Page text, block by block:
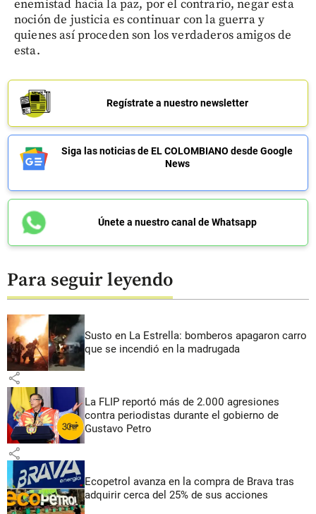
enemistad hacia la paz, por el contrario, negar esta
noción de justicia es continuar con la guerra y
quienes así proceden son los verdaderos amigos de
esta.
Regístrate a nuestro newsletter
Siga las noticias de EL COLOMBIANO desde Google
News
Únete a nuestro canal de Whatsapp
Para seguir leyendo
Susto en La Estrella: bomberos apagaron carro
que se incendió en la madrugada
share
La FLIP reportó más de 2.000 agresiones
contra periodistas durante el gobierno de
Gustavo Petro
share
Ecopetrol avanza en la compra de Brava tras
adquirir cerca del 25% de sus acciones